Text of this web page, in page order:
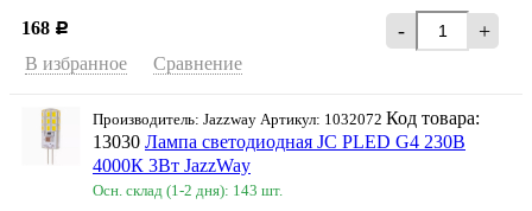
168 Р - +
В избранное Сравнение
Производитель: Jazzway Артикул: 1032072 Код товара:
13030 Лампа светодиодная JC PLED G4 230В
4000К 3Вт JazzWay
Осн. склад (1-2 дня): 143 шт.